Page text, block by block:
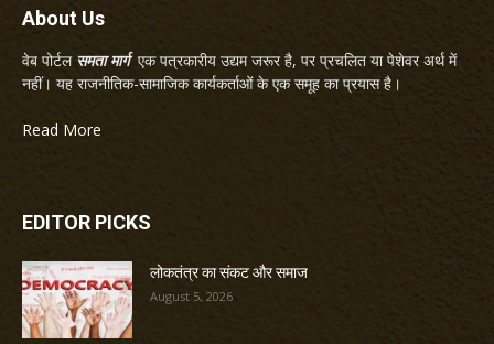
About Us
वेब पोर्टल समता मार्गएक पत्रकारीय उद्यम जरूर है, पर प्रचलित या पेशेवर अर्थ में
नहीं। यह राजनीतिक-सामाजिक कार्यकर्ताओं के एक समूह का प्रयास है।
Read More
EDITOR PICKS
लोकतंत्र का संकट और समाज
August 5, 2026